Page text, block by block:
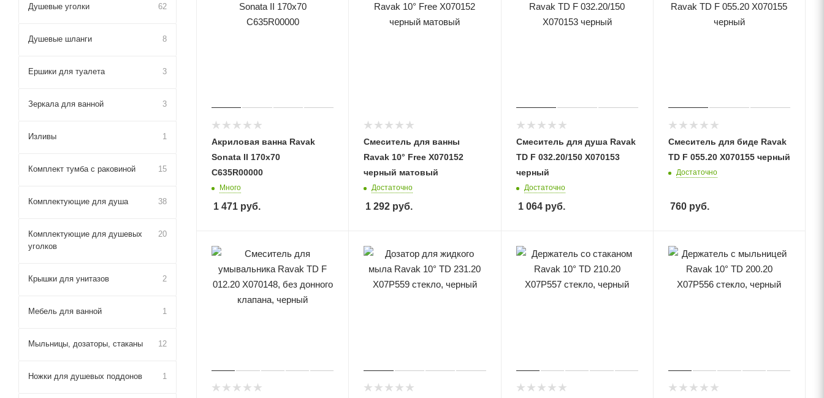
Акриловая ванна Ravak
Sonata II 170x70
C635R00000
Много
1 471 руб.
Смеситель для ванны
Ravak 10° Free X070152
черный матовый
Достаточно
1 292 руб.
Смеситель для душа Ravak
TD F 032.20/150 X070153
черный
Достаточно
1 064руб.
Смеситель для биде Ravak
TD F 055.20 X070155 черный
Достаточно
760руб.
Душевые уголки 62
Душевые шланги 8
Ершики для туалета 3
Зеркала для ванной 3
Изливы 1
Комплект тумба с раковиной 15
Комплектующие для душа 38
Комплектующие для душевых
уголков
20
Крышки для унитазов 2
Мебель для ванной 1
Мыльницы, дозаторы, стаканы 12
Ножки для душевых поддонов 1